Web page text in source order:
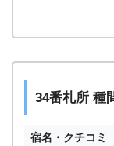
34番札所 種
宿名・クチコミ